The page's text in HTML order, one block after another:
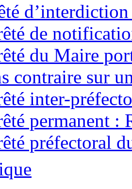
de
du Maire
contraire sur
inter-
permanent :
préfectoral